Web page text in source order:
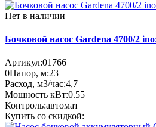
Нет в наличии
Бочковой насос Gardena 4700/2
Артикул:01766
0Напор, м:23
Расход, м3/час:4,7
Мощность кВт:0.55
Контроль:автомат
Купить со скидкой: